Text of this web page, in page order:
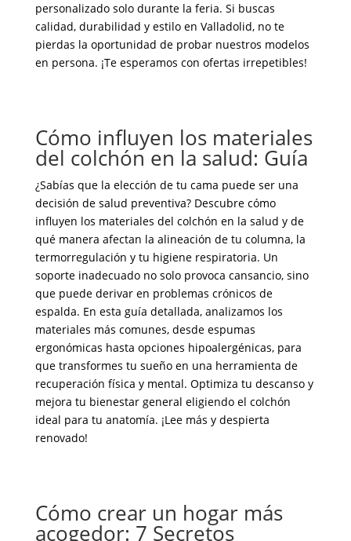
personalizado solo durante la feria. Si buscas
calidad, durabilidad y estilo en Valladolid, no te
pierdas la oportunidad de probar nuestros modelos
en persona. ¡Te esperamos con ofertas irrepetibles!
Cómo influyen los materiales
del colchón en la salud: Guía
¿Sabías que la elección de tu cama puede ser una
decisión de salud preventiva? Descubre cómo
influyen los materiales del colchón en la salud y de
qué manera afectan la alineación de tu columna, la
termorregulación y tu higiene respiratoria. Un
soporte inadecuado no solo provoca cansancio, sino
que puede derivar en problemas crónicos de
espalda. En esta guía detallada, analizamos los
materiales más comunes, desde espumas
ergonómicas hasta opciones hipoalergénicas, para
que transformes tu sueño en una herramienta de
recuperación física y mental. Optimiza tu descanso y
mejora tu bienestar general eligiendo el colchón
ideal para tu anatomía. ¡Lee más y despierta
renovado!
Cómo crear un hogar más
acogedor: 7 Secretos